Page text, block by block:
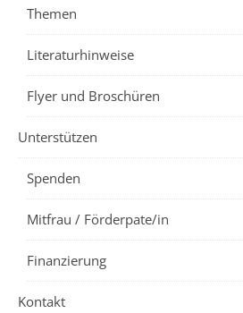
Themen
Literaturhinweise
Flyer und Broschüren
Unterstützen
Spenden
Mitfrau / Förderpate/in
Finanzierung
Kontakt